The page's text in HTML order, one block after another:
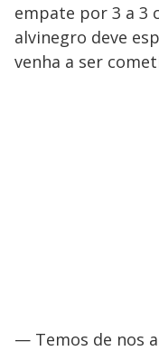
empate por 3 a 3
alvinegro deve
venha a ser
— Temos de nos